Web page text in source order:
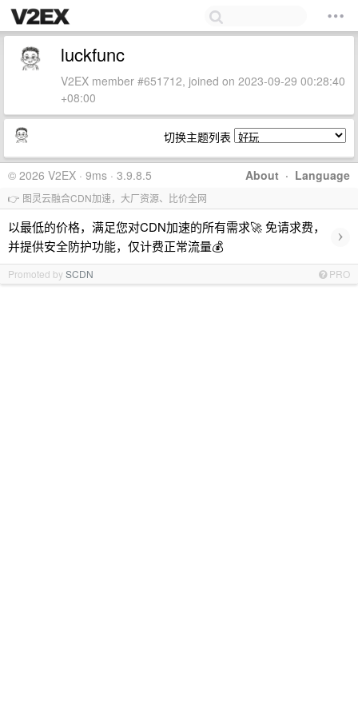
luckfunc
V2EX member #651712, joined on 2023-09-29 00:28:40
+08:00
切换主题列表
About · Language
© 2026 V2EX · 9ms · 3.9.8.5
👉 图灵云融合CDN加速，大厂资源、比价全网
以最低的价格，满足您对CDN加速的所有需求🚀 免请求费，
并提供安全防护功能，仅计费正常流量💰
›
Promoted bySCDN PRO